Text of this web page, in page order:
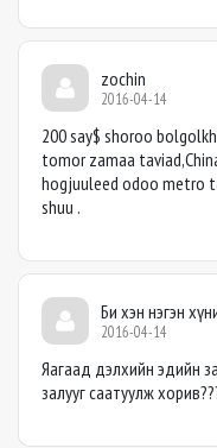
zochin
2016-04-14
200 say$ shoroo
tomor zamaa
hogjuuleed odoo metro
shuu .
Би хэн нэгэн
2016-04-14
Яагаад дэлхийн эдийн
залууг саатуулж